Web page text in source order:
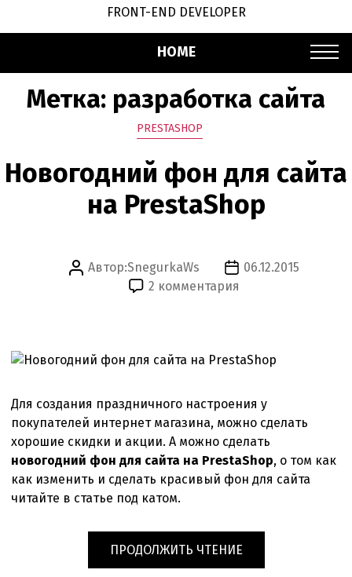
FRONT-END DEVELOPER
HOME
Метка: разработка сайта
Рубрики
PRESTASHOP
Новогодний фон для сайта
на PrestaShop
Автор
Автор:SnegurkaWs
Дата
записи
06.12.2015
2 комментария
для
на
PrestaShop
Для создания праздничного настроения у
покупателей интернет магазина, можно сделать
хорошие скидки и акции. А можно сделать
новогодний фон для сайта на PrestaShop, о том как
как изменить и сделать красивый фон для сайта
читайте в статье под катом.
ПРОДОЛЖИТЬ ЧТЕНИЕ«НОВОГОДНИЙ
ФОН